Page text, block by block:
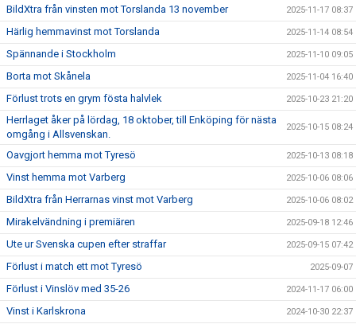
BildXtra från vinsten mot Torslanda 13 november 2025-11-17 08:37
Härlig hemmavinst mot Torslanda 2025-11-14 08:54
Spännande i Stockholm 2025-11-10 09:05
Borta mot Skånela 2025-11-04 16:40
Förlust trots en grym fösta halvlek 2025-10-23 21:20
Herrlaget åker på lördag, 18 oktober, till Enköping för nästa
omgång i Allsvenskan.
2025-10-15 08:24
Oavgjort hemma mot Tyresö 2025-10-13 08:18
Vinst hemma mot Varberg 2025-10-06 08:06
BildXtra från Herrarnas vinst mot Varberg 2025-10-06 08:02
Mirakelvändning i premiären 2025-09-18 12:46
Ute ur Svenska cupen efter straffar 2025-09-15 07:42
Förlust i match ett mot Tyresö 2025-09-07
Förlust i Vinslöv med 35-26 2024-11-17 06:00
Vinst i Karlskrona 2024-10-30 22:37